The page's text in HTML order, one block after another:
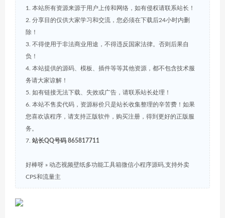
1. 本站所有资源来源于用户上传和网络，如有侵权请联系站长！
2. 分享目的仅供大家学习和交流，您必须在下载后24小时内删
除！
3. 不得使用于非法商业用途，不得违反国家法律。否则后果自
负！
4. 本站提供的源码、模板、插件等等其他资源，都不包含技术服
务请大家谅解！
5. 如有链接无法下载、失效或广告，请联系站长处理！
6. 本站不售卖代码，资源标价只是站长收集整理的辛苦费！如果
您喜欢该程序，请支持正版软件，购买注册，得到更好的正版服
务。
7. 站长QQ号码 865817711
好棒呀 » 动态视频壁纸多功能工具箱微信小程序源码,支持外卖
CPS和流量主